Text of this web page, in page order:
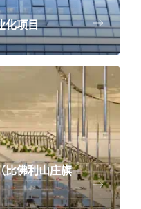
化项目
比佛利山庄旗